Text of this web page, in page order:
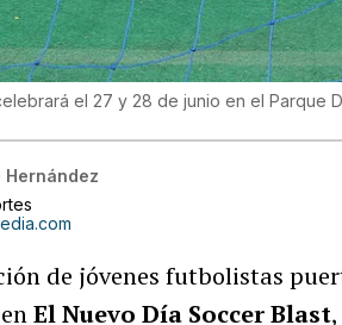
el 27 y 28 de junio en el Parque
Hernández
de jóvenes futbolistas
El Nuevo Día Soccer Blast